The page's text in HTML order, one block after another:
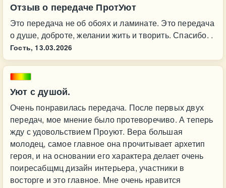
Отзыв о передаче ПротУют
Это передача не об обоях и ламинате. Это передача
о душе, доброте, желании жить и творить. Спасибо. .
Гость, 13.03.2026
Уют с душой.
Очень понравилась передача. После первых двух
передач, мое мнение было протеворечиво. А теперь
жду с удовольствием Проуют. Вера большая
молодец, самое главное она прочитывает архетип
героя, и на основании его характера делает очень
поиресабщмц дизайн интерьера, участники в
восторге и это главное. Мне очень нравится